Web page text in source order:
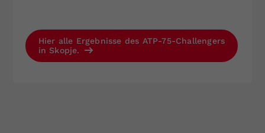
Hier alle Ergebnisse des ATP-75-Challengers
in Skopje.